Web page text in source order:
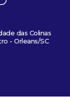
das Colinas
- Orleans/SC